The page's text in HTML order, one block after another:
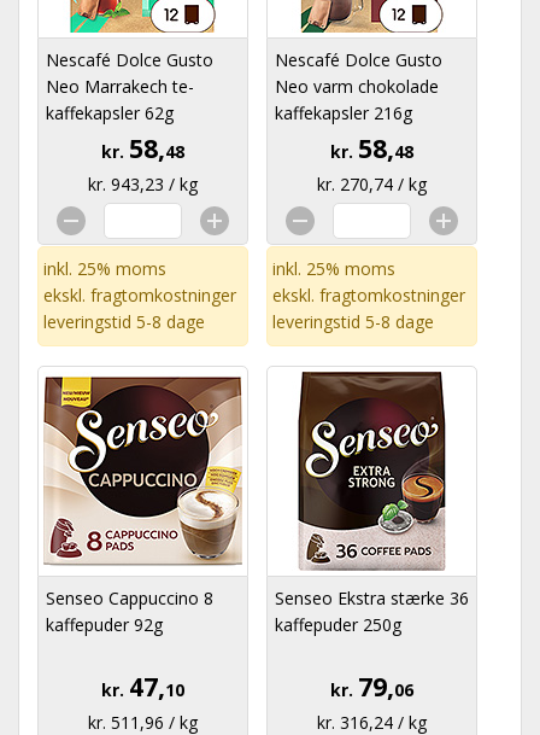
Nescafé Dolce Gusto
Neo Marrakech te-
kaffekapsler 62g
kr. 58,48
kr. 943,23 / kg
inkl. 25% moms
ekskl. fragtomkostninger
leveringstid 5-8 dage
Nescafé Dolce Gusto
Neo varm chokolade
kaffekapsler 216g
kr. 58,48
kr. 270,74 / kg
inkl. 25% moms
ekskl. fragtomkostninger
leveringstid 5-8 dage
Senseo Cappuccino 8
kaffepuder 92g
kr. 47,10
kr. 511,96 / kg
Senseo Ekstra stærke 36
kaffepuder 250g
kr. 79,06
kr. 316,24 / kg